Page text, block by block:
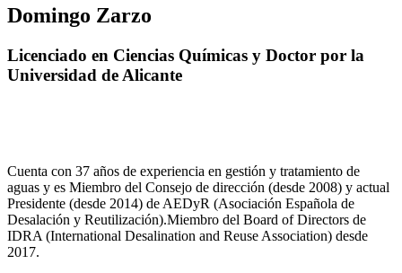
Domingo Zarzo
Licenciado en Ciencias Químicas y Doctor por la
Universidad de Alicante
Cuenta con 37 años de experiencia en gestión y tratamiento de
aguas y es Miembro del Consejo de dirección (desde 2008) y actual
Presidente (desde 2014) de AEDyR (Asociación Española de
Desalación y Reutilización).Miembro del Board of Directors de
IDRA (International Desalination and Reuse Association) desde
2017.